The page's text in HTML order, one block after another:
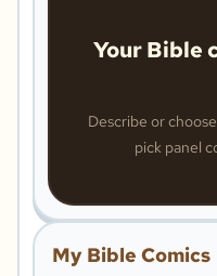
Your Bible
Describe or
pick panel
My Bible Comics